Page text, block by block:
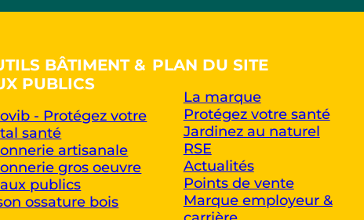
BÂTIMENT &
PUBLICS
- Protégez votre
santé
artisanale
gros oeuvre
publics
ossature bois
PLAN DU SITE
La marque
Protégez votre santé
Jardinez au naturel
RSE
Actualités
Points de vente
Marque employeur &